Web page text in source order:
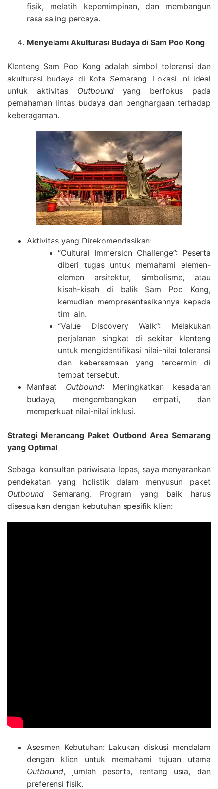
fisik, melatih kepemimpinan, dan membangun
rasa saling percaya.
Menyelami Akulturasi Budaya di Sam Poo Kong
Klenteng Sam Poo Kong adalah simbol toleransi dan
akulturasi budaya di Kota Semarang. Lokasi ini ideal
untuk aktivitas Outboundyang berfokus pada
pemahaman lintas budaya dan penghargaan terhadap
keberagaman.
Aktivitas yang Direkomendasikan:
“Cultural Immersion Challenge”: Peserta
diberi tugas untuk memahami elemen-
elemen arsitektur, simbolisme, atau
kisah-kisah di balik Sam Poo Kong,
kemudian mempresentasikannya kepada
tim lain.
“Value Discovery Walk”: Melakukan
perjalanan singkat di sekitar klenteng
untuk mengidentifikasi nilai-nilai toleransi
dan kebersamaan yang tercermin di
tempat tersebut.
Manfaat Outbound: Meningkatkan kesadaran
budaya, mengembangkan empati, dan
memperkuat nilai-nilai inklusi.
Strategi Merancang Paket Outbond Area Semarang
yang Optimal
Sebagai konsultan pariwisata lepas, saya menyarankan
pendekatan yang holistik dalam menyusun paket
Outbound Semarang. Program yang baik harus
disesuaikan dengan kebutuhan spesifik klien:
Asesmen Kebutuhan: Lakukan diskusi mendalam
dengan klien untuk memahami tujuan utama
Outbound, jumlah peserta, rentang usia, dan
preferensi fisik.